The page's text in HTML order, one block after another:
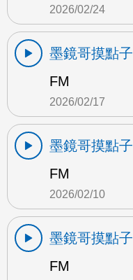
2026/02/24
墨鏡哥摸點子
FM
2026/02/17
墨鏡哥摸點子
FM
2026/02/10
墨鏡哥摸點子
FM